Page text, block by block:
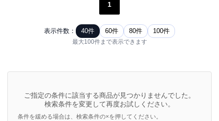
1
表示件数： 40件 60件 80件 100件
最大100件まで表示できます
ご指定の条件に該当する商品が見つかりませんでした。
検索条件を変更して再度お試しください。
条件を緩める場合は、検索条件の×を押してください。